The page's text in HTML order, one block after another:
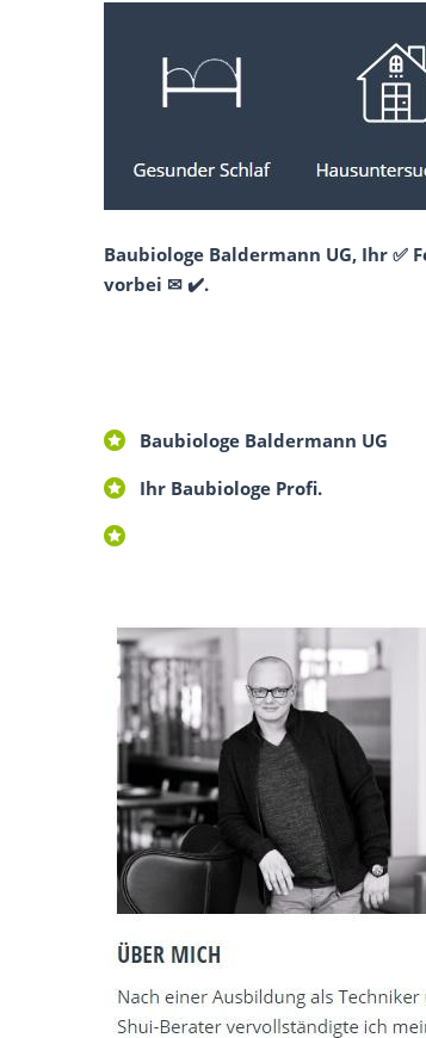
Baubiologe Baldermann UG, Ihr ✅
vorbei ✉ ✔️.
Baubiologe Baldermann UG
Ihr Baubiologe Profi.